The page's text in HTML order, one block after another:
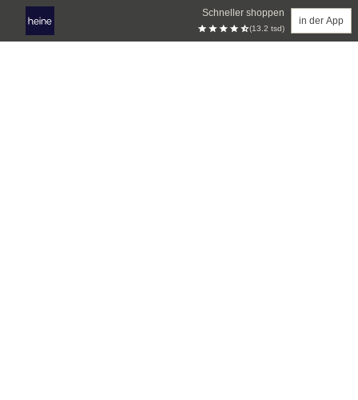
Schneller shoppen
(13.2 tsd)
in der App